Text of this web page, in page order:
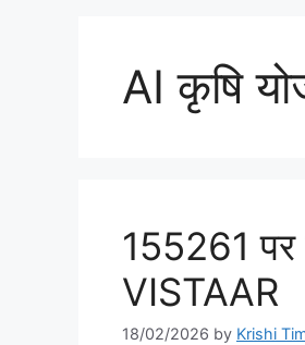
AI कृषि
155261
VISTAAR
18/02/2026 by Krishi